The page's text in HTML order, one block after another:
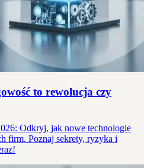
to rewolucja czy
Odkryj, jak nowe technologie
firm. Poznaj sekrety, ryzyka i